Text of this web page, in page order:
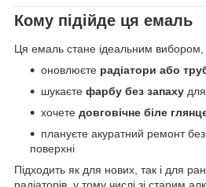
Кому підійде ця емаль
Ця емаль стане ідеальним
оновлюєте радіатори або
шукаєте фарбу без запаху
хочете довговічне біле
плануєте акуратний ремонт без
поверхні
Підходить як для нових, так і для